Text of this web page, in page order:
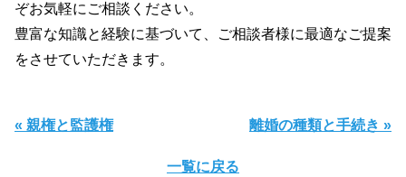
ぞお気軽にご相談ください。
豊富な知識と経験に基づいて、ご相談者様に最適なご提案
をさせていただきます。
« 親権と監護権 離婚の種類と手続き »
一覧に戻る